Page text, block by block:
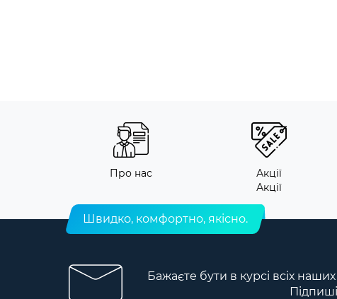
Про нас
Акції
Акції
Швидко, комфортно, якісно.
Бажаєте бути в курсі всіх